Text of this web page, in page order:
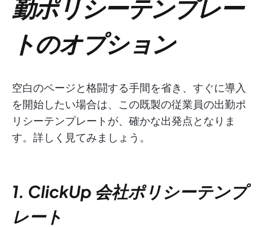
勤ポリシーテンプレー
トのオプション
空白のページと格闘する手間を省き、すぐに導入
を開始したい場合は、この既製の従業員の出勤ポ
リシーテンプレートが、確かな出発点となりま
す。詳しく見てみましょう。
1. ClickUp 会社ポリシーテンプ
レート